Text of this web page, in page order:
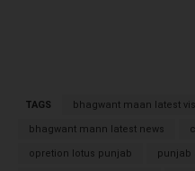
TAGS bhagwant maan latest
bhagwant mann latest news
opretion lotus punjab punjab